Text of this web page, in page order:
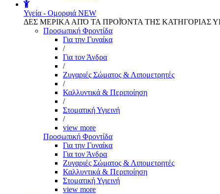
Υγεία - Ομορφιά NEW
ΔΕΣ ΜΕΡΙΚΑ ΑΠΌ ΤΑ ΠΡΟΪΌΝΤΑ ΤΗΣ ΚΑΤΗΓΟΡΙΑΣ
Προσωπική Φροντίδα
Για την Γυναίκα
/
Για τον Άνδρα
/
Ζυγαριές Σώματος & Λιπομετρητές
/
Καλλυντικά & Περιποίηση
/
Στοματική Υγιεινή
/
view more
Προσωπική Φροντίδα
Για την Γυναίκα
Για τον Άνδρα
Ζυγαριές Σώματος & Λιπομετρητές
Καλλυντικά & Περιποίηση
Στοματική Υγιεινή
view more